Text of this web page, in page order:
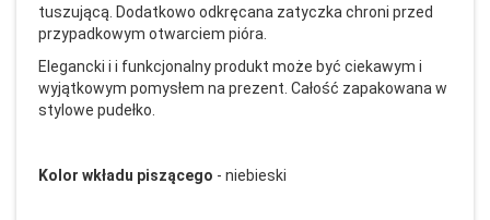
tuszującą. Dodatkowo odkręcana zatyczka chroni przed
przypadkowym otwarciem pióra.
Elegancki i i funkcjonalny produkt może być ciekawym i
wyjątkowym pomysłem na prezent. Całość zapakowana w
stylowe pudełko.
Kolor wkładu piszącego - niebieski